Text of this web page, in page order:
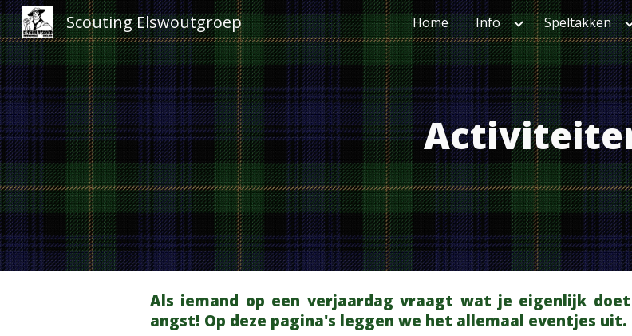
Skip to main content
Scouting Elswoutgroep Home Info Speltakken
Als iemand op een verjaardag vraagt wat je eigenlijk
angst! Op deze pagina's leggen we het allemaal eventjes uit.